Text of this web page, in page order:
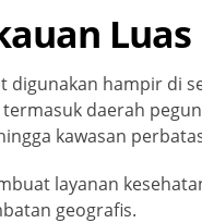
Luas
digunakan hampir di
daerah
kawasan
layanan
geografis.